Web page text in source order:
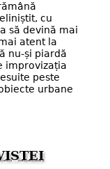
cu
să devină mai
atent la
nu-și piardă
improvizația
peste
urbane